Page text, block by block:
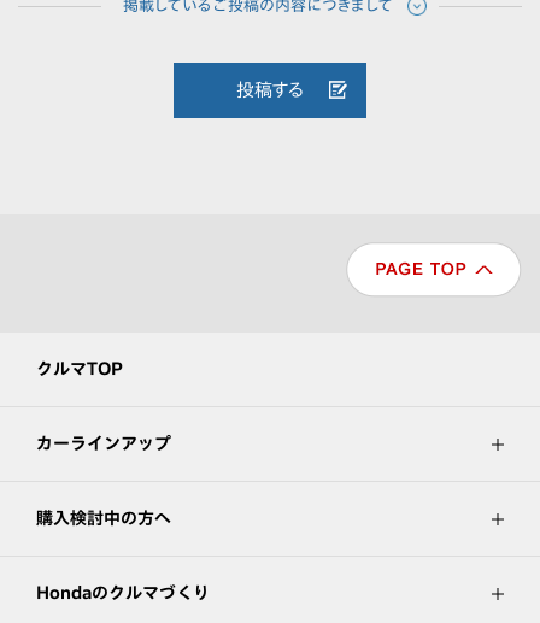
投稿する
クルマTOP
カーラインアップ
購入検討中の方へ
Hondaのクルマづくり